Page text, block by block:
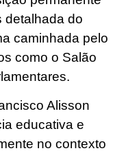
detalhada do
caminhada pelo
como o Salão
Alisson
educativa e
no contexto